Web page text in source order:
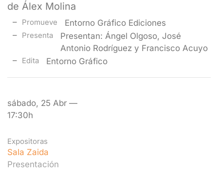
de Álex Molina
Promueve Entorno Gráfico Ediciones
Presenta
Presentan: Ángel Olgoso, José
Antonio Rodríguez y Francisco Acuyo
Edita Entorno Gráfico
sábado, 25 Abr —
17:30h
Expositoras
Sala Zaida
Presentación